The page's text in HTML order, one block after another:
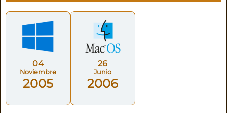
04
Noviembre
2005
26
Junio
2006